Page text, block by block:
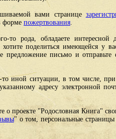
вами странице
форме пожертвования.
то рода, обладаете интересной
поделиться имеющейся у
письмо и отправьте
иной ситуации, в том числе,
адресу электронной
о проекте "Родословная Книга"
" о том, персональные